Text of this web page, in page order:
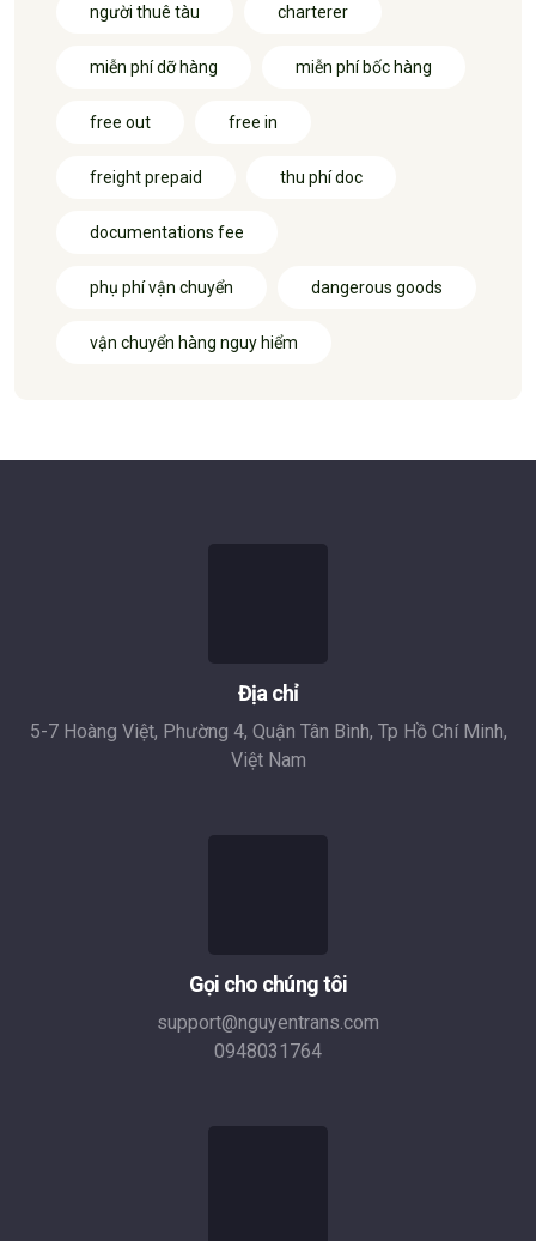
người thuê tàu charterer
miễn phí dỡ hàng miễn phí bốc hàng
free out free in
freight prepaid thu phí doc
documentations fee
phụ phí vận chuyển dangerous goods
vận chuyển hàng nguy hiểm
Địa chỉ
5-7 Hoàng Việt, Phường 4, Quận Tân Bình, Tp Hồ Chí Minh,
Việt Nam
Gọi cho chúng tôi
support@nguyentrans.com
0948031764